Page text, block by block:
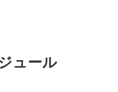
ュール